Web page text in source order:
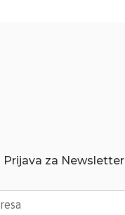
Prijava za Newsletter